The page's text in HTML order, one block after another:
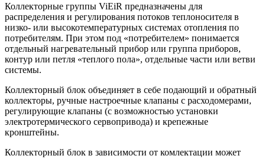
Коллекторные группы ViEiR предназначены для
распределения и регулирования потоков теплоносителя в
низко- или высокотемпературных системах отопления по
потребителям. При этом под «потребителем» понимается
отдельный нагревательный прибор или группа приборов,
контур или петля «теплого пола», отдельные части или ветви
системы.
Коллекторный блок объединяет в себе подающий и обратный
коллекторы, ручные настроечные клапаны c расходомерами,
регулирующие клапаны (с возможностью установки
электротермического сервопривода) и крепежные
кронштейны.
Коллекторный блок в зависимости от комлектации может